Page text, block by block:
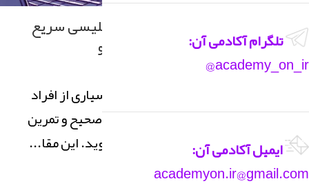
زبان انگلیسی
بهترین آموزش مکالمه زبان انگلیسی سریع
برای یادگیری گفتگو
مکالمه زبان انگلیسی سریع برای بسیاری از افراد
چالش‌برانگیز است. اما با روش‌های صحیح و تمرین
مداوم، می‌توانید به سرعت بهتر شوید. این مقا...
ادامه مطلب
تلگرام آکادمی آن:
academy_on_ir@
ایمیل آکادمی آن:
academyon.ir@gmail.com